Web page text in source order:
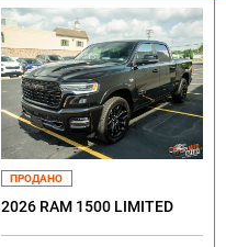
ПРОДАНО
2026 RAM 1500 LIMITED